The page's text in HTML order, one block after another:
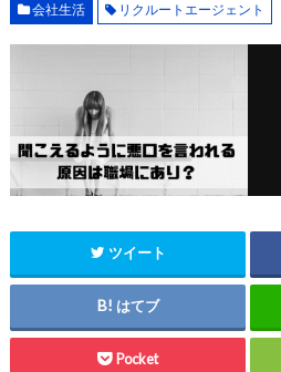
会社生活 リクルートエージェント
ツイート
はてブ
Pocket